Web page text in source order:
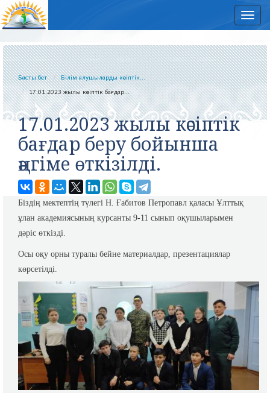
Басты бет
Білім алушыларды кәсіптік...
17.01.2023 жылы кәсіптік бағдар...
17.01.2023 жылы кәсіптік
бағдар беру бойынша
әңгіме өткізілді.
Біздің мектептің түлегі Н. Ғабитов Петропавл қаласы Ұлттық
ұлан академиясының курсанты 9-11 сынып оқушыларымен
дәріс өткізді.
Осы оқу орны туралы бейне материалдар, презентациялар
көрсетілді.